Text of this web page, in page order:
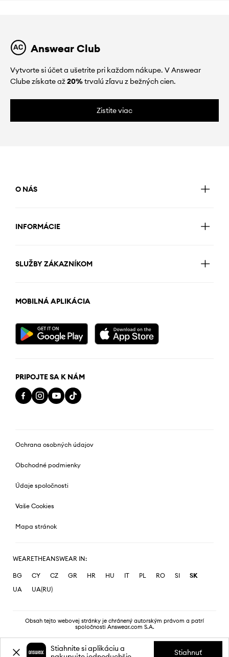
Answear Club
Vytvorte si účet a ušetrite pri každom nákupe. V Answear
Clube získate až20%trvalú zľavu z bežných cien.
Zistite viac
O NÁS
INFORMÁCIE
SLUŽBY ZÁKAZNÍKOM
MOBILNÁ APLIKÁCIA
PRIPOJTE SA K NÁM
Ochrana osobných údajov
Obchodné podmienky
Údaje spoločnosti
Vaše Cookies
Mapa stránok
WEARETHEANSWEAR IN:
BG CY CZ GR HR HU IT PL RO SI
SK
UA
UA(RU)
Obsah tejto webovej stránky je chránený autorským právom a patrí
spoločnosti Answear.com S.A.
Stiahnite si aplikáciu a
Stiahnuť